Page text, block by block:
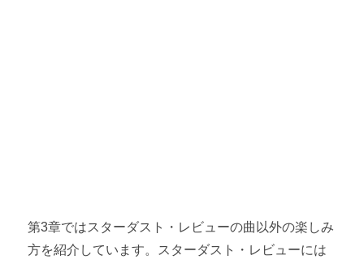
ら厳選】
第3章 スターダスト・レビューの楽しみ方
第3章ではスターダスト・レビューの曲以外の楽しみ
方を紹介しています。スターダスト・レビューには